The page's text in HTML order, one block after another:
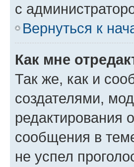
с
Вернуться к
Как мне
Так же, как и
создателями,
редактирования
сообщения в
не успел